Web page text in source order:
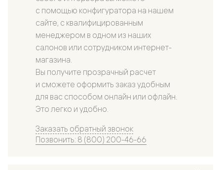
с помощью конфигуратора на нашем
сайте, с квалифицированным
менеджером в одном из наших
салонов или сотрудником интернет-
магазина.
Вы получите прозрачный расчет
и сможете оформить заказ удобным
для вас способом онлайн или офлайн.
Это легко и удобно.
Заказать обратный звонок
Позвонить: 8 (800) 200-46-66